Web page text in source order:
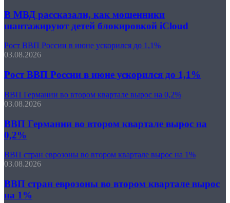
В МВД рассказали, как мошенники
шантажируют детей блокировкой iCloud
Рост ВВП России в июне ускорился до 1,1%
03.08.2026
Рост ВВП России в июне ускорился до 1,1%
ВВП Германии во втором квартале вырос на 0,2%
03.08.2026
ВВП Германии во втором квартале вырос на
0,2%
ВВП стран еврозоны во втором квартале вырос на 1%
03.08.2026
ВВП стран еврозоны во втором квартале вырос
на 1%